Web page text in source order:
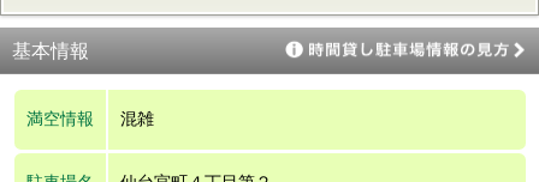
基本情報
満空情報 混雑